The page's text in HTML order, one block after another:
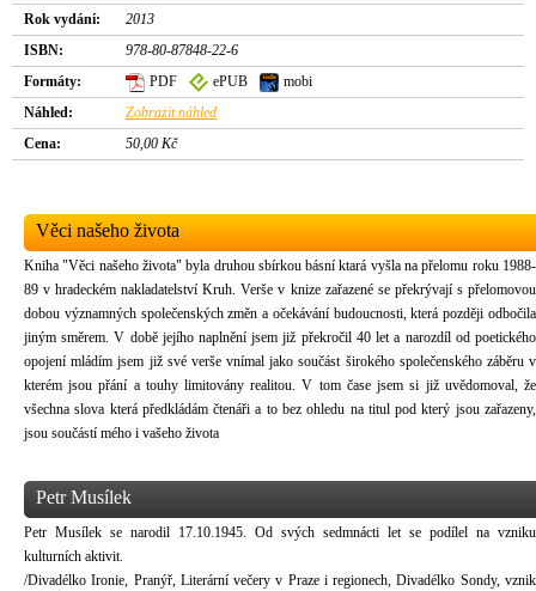
Rok vydání:
2013
ISBN:
978-80-87848-22-6
Formáty:
PDF ePUB
mobi
Náhled:
Zobrazit náhled
Cena:
50,00 Kč
Věci našeho života
Kniha "Věci našeho života" byla druhou sbírkou básní ktará vyšla na přelomu roku 1988-
89 v hradeckém nakladatelství Kruh. Verše v knize zařazené se překrývají s přelomovou
dobou významných společenských změn a očekávání budoucnosti, která později odbočila
jiným směrem. V době jejího naplnění jsem již překročil 40 let a narozdíl od poetického
opojení mládím jsem již své verše vnímal jako součást širokého společenského záběru v
kterém jsou přání a touhy limitovány realitou. V tom čase jsem si již uvědomoval, že
všechna slova která předkládám čtenáři a to bez ohledu na titul pod který jsou zařazeny,
jsou součástí mého i vašeho života
Petr Musílek
Petr Musílek se narodil 17.10.1945. Od svých sedmnácti let se podílel na vzniku
kulturních aktivit.
/Divadélko Ironie, Pranýř, Literární večery v Praze i regionech, Divadélko Sondy, vznik